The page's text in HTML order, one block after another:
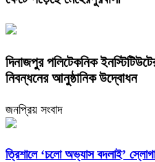
দিনাজপুর পলিটেকনিক
নিবন্ধনের আনুষ্ঠানিক উদ্বোধন
জনপ্রিয় সংবাদ
‎ত্রিশালে ‘চলো অভ্যাস বদলাই’